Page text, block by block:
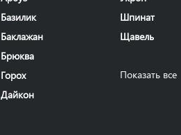
Базилик
Баклажан
Брюква
Горох
Дайкон
Шпинат
Щавель
Показать все